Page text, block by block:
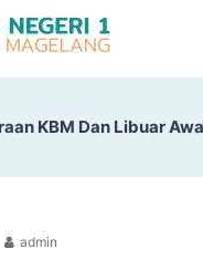
A
e
e
d
o
H
KBM Dan Libuar
admin